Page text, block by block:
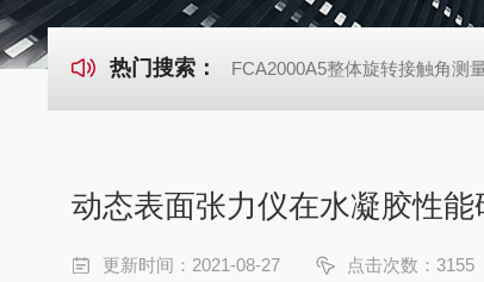
热门搜索： FCA2000A5整体旋转接触角测
动态表面张力仪在水凝胶性能
更新时间：2021-08-27 点击次数：3155